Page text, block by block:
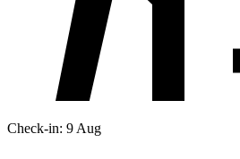
Check-in: 9 Aug